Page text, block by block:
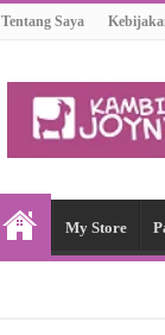
Tentang Saya
My Store